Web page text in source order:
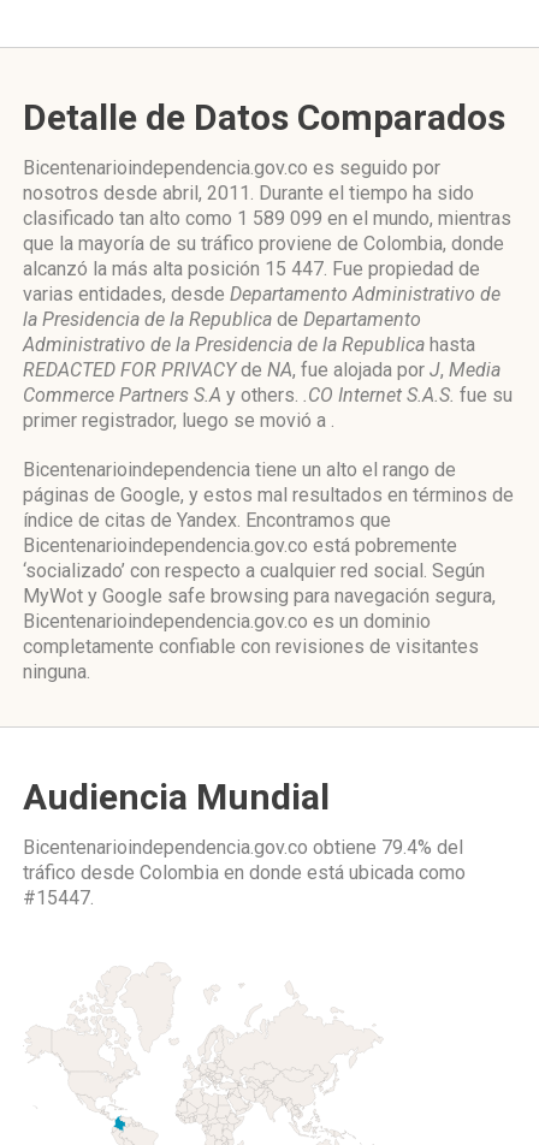
Detalle de Datos Comparados
Bicentenarioindependencia.gov.co es seguido por
nosotros desde abril, 2011. Durante el tiempo ha sido
clasificado tan alto como 1 589 099 en el mundo, mientras
que la mayoría de su tráfico proviene de Colombia, donde
alcanzó la más alta posición 15 447. Fue propiedad de
varias entidades, desde Departamento Administrativo de
la Presidencia de la Republica de Departamento
Administrativo de la Presidencia de la Republica hasta
REDACTED FOR PRIVACYde NA, fue alojada por J, Media
Commerce Partners S.A y others. .CO Internet S.A.S. fue su
primer registrador, luego se movió a .
Bicentenarioindependencia tiene un alto el rango de
páginas de Google, y estos mal resultados en términos de
índice de citas de Yandex. Encontramos que
Bicentenarioindependencia.gov.co está pobremente
‘socializado’ con respecto a cualquier red social. Según
MyWot y Google safe browsing para navegación segura,
Bicentenarioindependencia.gov.co es un dominio
completamente confiable con revisiones de visitantes
ninguna.
Audiencia Mundial
Bicentenarioindependencia.gov.co obtiene 79.4% del
tráfico desde Colombia en donde está ubicada como
#15447.